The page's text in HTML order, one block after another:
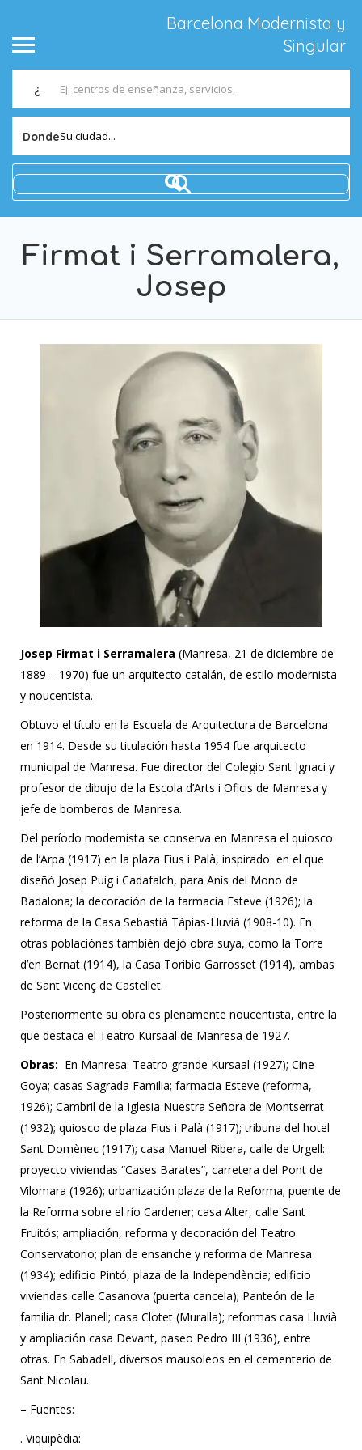
Barcelona Modernista y
Singular
¿
DondeSu ciudad...
Firmat i Serramalera,
Josep
Josep Firmat i Serramalera (Manresa, 21 de diciembre de
1889 – 1970) fue un arquitecto catalán, de estilo modernista
y noucentista.
Obtuvo el título en la Escuela de Arquitectura de Barcelona
en 1914. Desde su titulación hasta 1954 fue arquitecto
municipal de Manresa. Fue director del Colegio Sant Ignaci y
profesor de dibujo de la Escola d’Arts i Oficis de Manresa y
jefe de bomberos de Manresa.
Del período modernista se conserva en Manresa el quiosco
de l’Arpa (1917) en la plaza Fius i Palà, inspirado en el que
diseñó Josep Puig i Cadafalch, para Anís del Mono de
Badalona; la decoración de la farmacia Esteve (1926); la
reforma de la Casa Sebastià Tàpias-Lluvià (1908-10). En
otras poblaciónes también dejó obra suya, como la Torre
d’en Bernat (1914), la Casa Toribio Garrosset (1914), ambas
de Sant Vicenç de Castellet.
Posteriormente su obra es plenamente noucentista, entre la
que destaca el Teatro Kursaal de Manresa de 1927.
Obras: En Manresa: Teatro grande Kursaal (1927); Cine
Goya; casas Sagrada Familia; farmacia Esteve (reforma,
1926); Cambril de la Iglesia Nuestra Señora de Montserrat
(1932); quiosco de plaza Fius i Palà (1917); tribuna del hotel
Sant Domènec (1917); casa Manuel Ribera, calle de Urgell:
proyecto viviendas “Cases Barates”, carretera del Pont de
Vilomara (1926); urbanización plaza de la Reforma; puente de
la Reforma sobre el río Cardener; casa Alter, calle Sant
Fruitós; ampliación, reforma y decoración del Teatro
Conservatorio; plan de ensanche y reforma de Manresa
(1934); edificio Pintó, plaza de la Independència; edificio
viviendas calle Casanova (puerta cancela); Panteón de la
familia dr. Planell; casa Clotet (Muralla); reformas casa Lluvià
y ampliación casa Devant, paseo Pedro III (1936), entre
otras. En Sabadell, diversos mausoleos en el cementerio de
Sant Nicolau.
– Fuentes:
. Viquipèdia: